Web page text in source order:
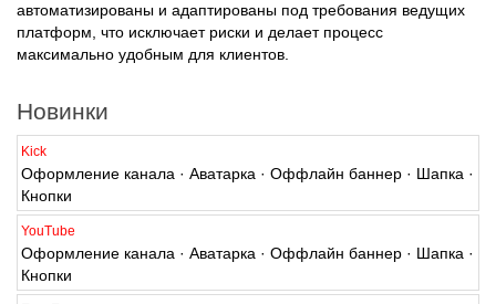
автоматизированы и адаптированы под требования ведущих
платформ, что исключает риски и делает процесс
Новинки
Kick
Оформление канала · Аватарка · Оффлайн баннер · Шапка ·
Кнопки
YouTube
Оформление канала · Аватарка · Оффлайн баннер · Шапка ·
Кнопки